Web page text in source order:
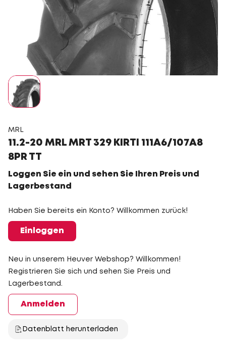
MRL
11.2-20 MRL MRT 329 KIRTI 111A6/107A8
8PR TT
Loggen Sie ein und sehen Sie Ihren Preis und
Lagerbestand
Haben Sie bereits ein Konto? Willkommen zurück!
Einloggen
Neu in unserem Heuver Webshop? Willkommen!
Registrieren Sie sich und sehen Sie Preis und
Lagerbestand.
Anmelden
Datenblatt herunterladen